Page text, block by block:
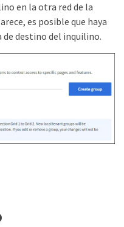
en la otra red de la
es posible que haya
de destino del inquilino.